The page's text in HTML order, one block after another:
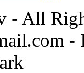
- All